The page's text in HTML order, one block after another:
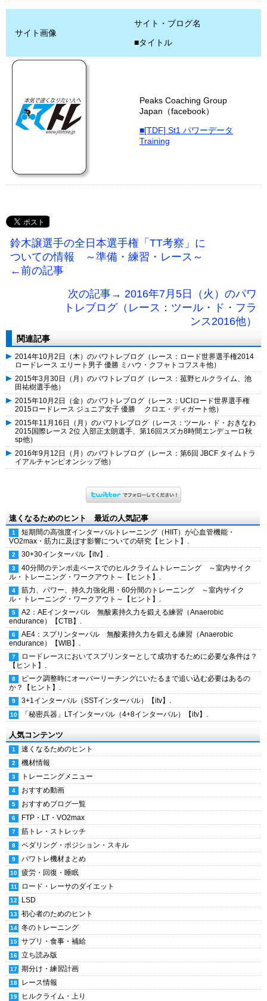
サイト画像
サイト・ブログ名
■タイトル
Peaks Coaching Group
Japan（facebook）
■[TDF] St1 パワーデータ
Training
鈴木譲選手の全日本選手権「TT考察」に
ついての情報 ～準備・練習・レース～
←前の記事
次の記事→ 2016年7月5日（火）のパワ
トレブログ（レース：ツール・ド・フラ
ンス2016他）
関連記事
2014年10月2日（木）のパワトレブログ（レース：ロード世界選手権2014
ロードレース エリート男子 優勝 ミハウ・クフャトコフスキ他）
2015年3月30日（月）のパワトレブログ（レース：菰野ヒルクライム、池
田祐樹選手他）
2015年10月2日（金）のパワトレブログ（レース：UCIロード世界選手権
2015ロードレース ジュニア女子 優勝 クロエ・ディガート他）
2015年11月16日（月）のパワトレブログ（レース：ツール・ド・おきなわ
2015国際レース 2位 入部正太朗選手、第16回スズカ8時間エンデューロ秋
sp他）
2016年9月12日（月）のパワトレブログ（レース：第6回 JBCF タイムトラ
イアルチャンピオンシップ他）
速くなるためのヒント 最近の人気記事
短期間の高強度インターバルトレーニング（HIIT）が心血管機能・
VO2max・筋力に及ぼす影響についての研究【ヒント】.
30+30インターバル【itv】.
40分間のテンポ走ペースでのヒルクライムトレーニング ～室内サイク
ル・トレーニング・ワークアウト～【ヒント】.
筋力、パワー、持久力強化用・60分間のトレーニング ～室内サイク
ル・トレーニング・ワークアウト～【ヒント】.
A2：AEインターバル 無酸素持久力を鍛える練習（Anaerobic
endurance）【CTB】.
AE4：スプリンターバル 無酸素持久力を鍛える練習（Anaerobic
endurance）【WIB】.
ロードレースにおいてスプリンターとして成功するために必要な条件は？
【ヒント】.
ピーク調整時にオーバーリーチングにいたるまで追い込む必要はあるの
か？【ヒント】.
3+1インターバル（SSTインターバル）【itv】.
「秘密兵器」LTインターバル（4+8インターバル）【itv】.
人気コンテンツ
速くなるためのヒント
機材情報
トレーニングメニュー
おすすめ動画
おすすめブログ一覧
FTP・LT・VO2max
筋トレ・ストレッチ
ペダリング・ポジション・スキル
パワトレ機材まとめ
疲労・回復・睡眠
ロード・レーサのダイエット
LSD
初心者のためのヒント
冬のトレーニング
サプリ・食事・補給
立ち読み版
期分け・練習計画
レース情報
ヒルクライム・上り